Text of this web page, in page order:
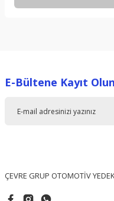
Ürün resmi kalitesiz,
E-Bültene Kayıt Olun
ÇEVRE GRUP OTOMOTİV